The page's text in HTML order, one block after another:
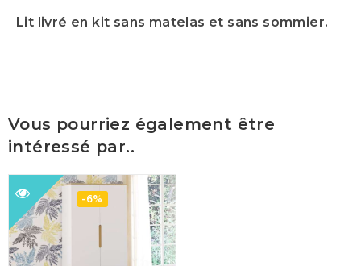
Lit livré en kit sans matelas et sans sommier.
Vous pourriez également être
intéressé par..
-6%
Ajouter
à ma
liste de
souhaits
Ajouter
à ma
liste de
souhaits